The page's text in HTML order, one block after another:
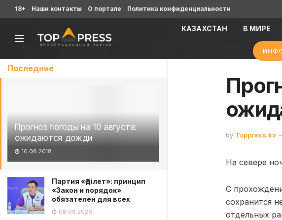
Последние
Прогноз погоды на 10 августа:
ожидаются дожди
10.08.2018
Партия «Әділет»: принцип
«Закон и порядок»
обязателен для всех
08.08.2026
18+ Наши контакты О портале Политика конфиденциальности
КАЗАХСТАН В МИРЕ
by Toppress.kz
На севере
С
сохранится
отдельных